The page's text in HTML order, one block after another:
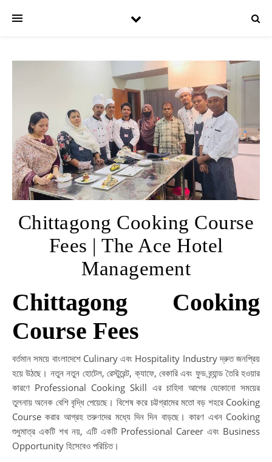
Chittagong Cooking Course
Fees | The Ace Hotel
Management
Chittagong Cooking
Course Fees
বর্তমান সময়ে বাংলাদেশে Culinary এবং Hospitality Industry দ্রুত জনপ্রিয়
হয়ে উঠছে। নতুন নতুন হোটেল, রেস্টুরেন্ট, ক্যাফে, বেকারি এবং ফুড ব্র্যান্ড তৈরি হওয়ার
কারণে Professional Cooking Skill এর চাহিদা আগের যেকোনো সময়ের
তুলনায় অনেক বেশি বৃদ্ধি পেয়েছে। বিশেষ করে চট্টগ্রামের মতো বড় শহরে Cooking
Course করার আগ্রহ তরুণদের মধ্যে দিন দিন বাড়ছে। কারণ এখন Cooking
শুধুমাত্র একটি শখ নয়, এটি একটি Professional Career এবং Business
Opportunity হিসেবেও পরিচিত।